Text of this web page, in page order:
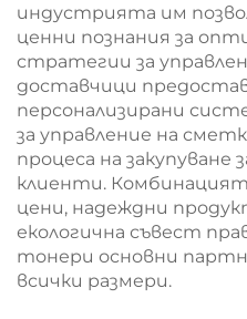
индустрията им
ценни познания за
стратегии за
доставчици
персонализирани
за управление на
процеса на закупуване
клиенти.
цени, надеждни
екологична съвест
тонери основни
всички размери.